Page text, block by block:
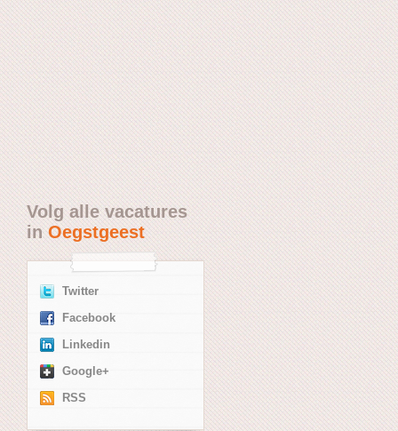
Volg alle vacatures
inOegstgeest
Twitter
Facebook
Linkedin
Google+
RSS